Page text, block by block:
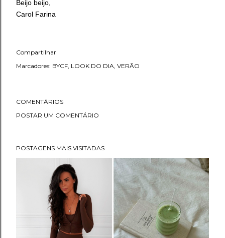
Beijo beijo,
Carol Farina
Compartilhar
Marcadores: BYCF LOOK DO DIA VERÃO
COMENTÁRIOS
POSTAR UM COMENTÁRIO
POSTAGENS MAIS VISITADAS